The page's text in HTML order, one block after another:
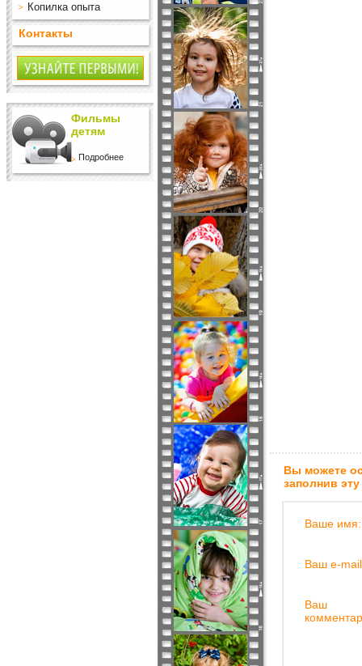
Копилка опыта
Контакты
Фильмы
детям
Подробнее
Вы можете
заполнив
Ваше имя:
Ваш e-
Ваш